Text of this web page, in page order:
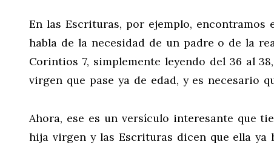
En las Escrituras, por ejemplo,
habla de la necesidad de un padre o de la
Corintios 7, simplemente leyendo del 36 al
virgen que pase ya de edad, y es necesario
Ahora, ese es un versículo interesante que
hija virgen y las Escrituras dicen que ella ya